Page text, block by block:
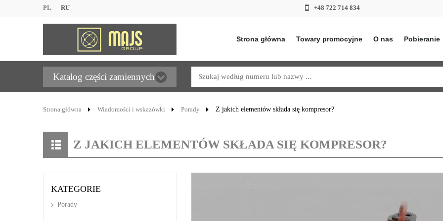
PL RU +48 722 714 834
Strona główna Towary promocyjne O nas Pobieranie
Katalog części zamiennych
Strona główna Wiadomości i wskazówki Porady Z jakich elementów składa się kompresor?
Z JAKICH ELEMENTÓW SKŁADA SIĘ KOMPRESOR?
KATEGORIE
Porady